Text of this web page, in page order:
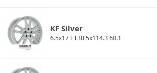
KF Silver
6.5x17 ET30 5x114.3 60.1